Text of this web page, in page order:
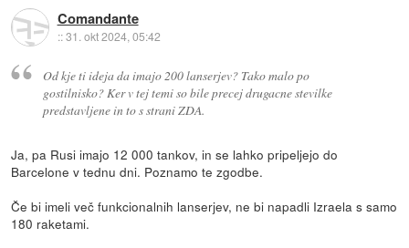
Comandante
::31. okt 2024, 05:42
Od kje ti ideja da imajo 200 lanserjev? Tako malo po
gostilnisko? Ker v tej temi so bile precej drugacne stevilke
predstavljene in to s strani ZDA.
Ja, pa Rusi imajo 12 000 tankov, in se lahko pripeljejo do
Barcelone v tednu dni. Poznamo te zgodbe.
Če bi imeli več funkcionalnih lanserjev, ne bi napadli Izraela s samo
180 raketami.